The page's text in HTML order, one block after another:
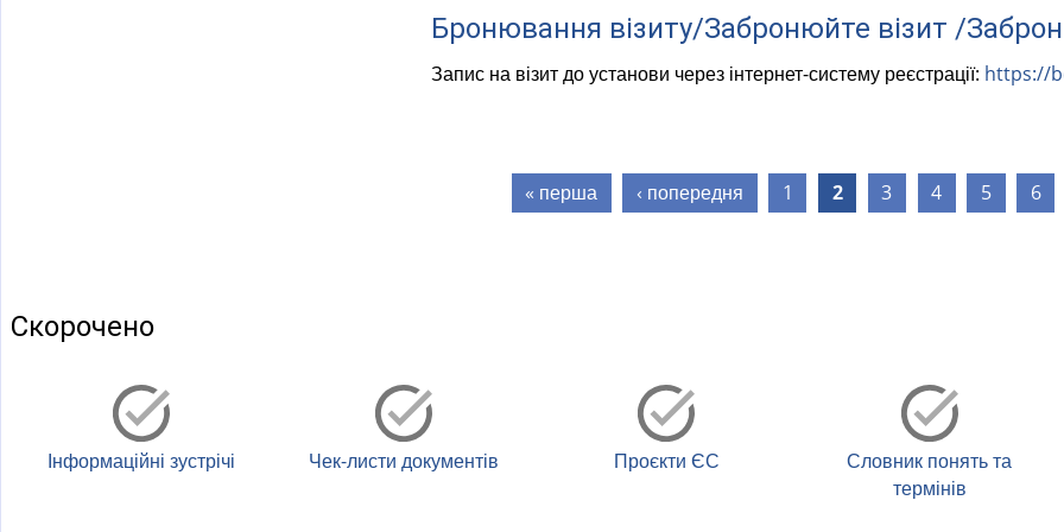
Бронювання візиту/Забронюйте візит /
Запис на візит до установи через інтернет-систему реєстрації: https://
Сторінки« перша ‹ попередня 1 2 3 4 5 6
Скорочено
Інформаційні зустрічі Чек-листи документів Проєкти ЄС
Словник понять та
термінів